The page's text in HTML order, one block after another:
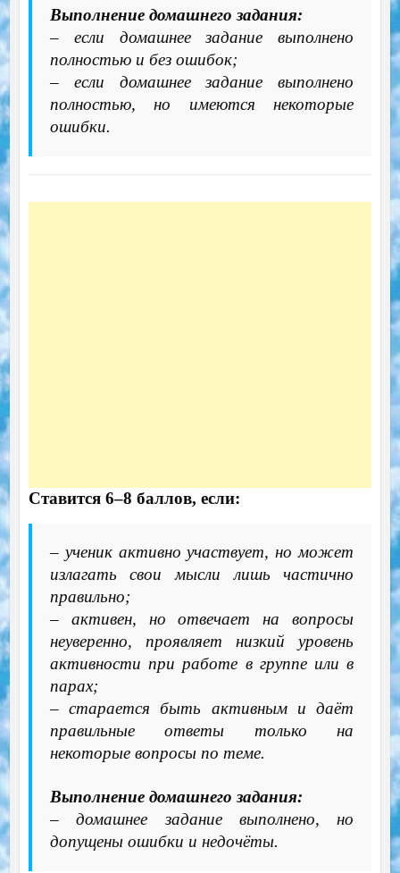
Выполнение домашнего задания:
– если домашнее задание выполнено
полностью и без ошибок;
– если домашнее задание выполнено
полностью, но имеются некоторые
ошибки.
Ставится 6–8 баллов, если:
– ученик активно участвует, но может
излагать свои мысли лишь частично
правильно;
– активен, но отвечает на вопросы
неуверенно, проявляет низкий уровень
активности при работе в группе или в
парах;
– старается быть активным и даёт
правильные ответы только на
некоторые вопросы по теме.
Выполнение домашнего задания:
– домашнее задание выполнено, но
допущены ошибки и недочёты.